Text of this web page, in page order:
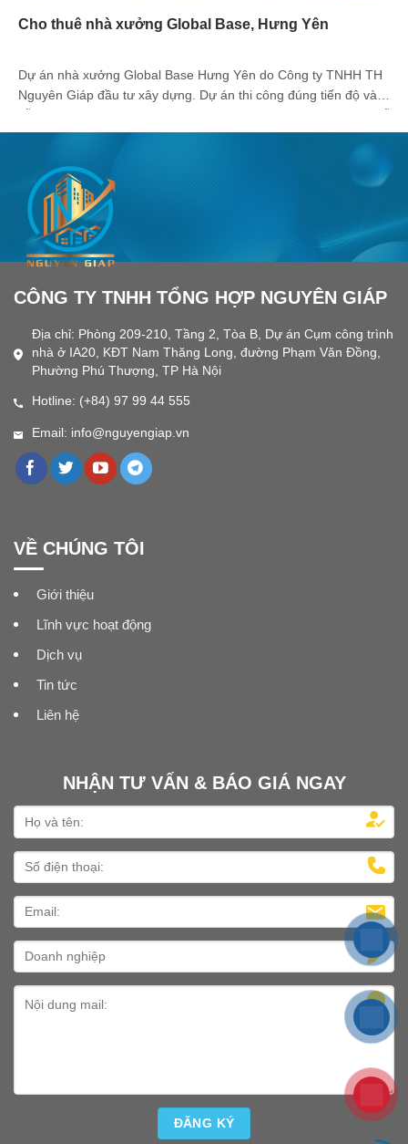
Cho thuê nhà xưởng Global Base, Hưng Yên
Dự án nhà xưởng Global Base Hưng Yên do Công ty TNHH TH
Nguyên Giáp đầu tư xây dựng. Dự án thi công đúng tiến độ và
Global Base A. Vị trí đắc địa, dễ dàng kết nối Dự án nhà [...]
CÔNG TY TNHH TỔNG HỢP NGUYÊN GIÁP
Địa chỉ: Phòng 209-210, Tầng 2, Tòa B, Dự án Cụm công trình
nhà ở IA20, KĐT Nam Thăng Long, đường Phạm Văn Đồng,
Phường Phú Thượng, TP Hà Nội
Hotline: (+84) 97 99 44 555
Email: info@nguyengiap.vn
VỀ CHÚNG TÔI
Giới thiệu
Lĩnh vực hoạt động
Dịch vụ
Tin tức
Liên hệ
NHẬN TƯ VẤN & BÁO GIÁ NGAY